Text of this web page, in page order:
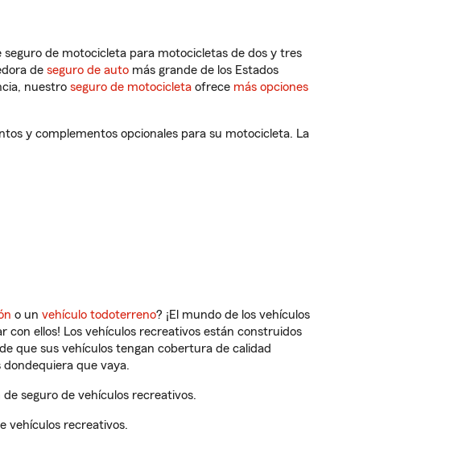
de motocicleta para motocicletas de dos y tres
de seguro de auto más grande de los Estados
nuestro seguro de motocicleta ofrece más opciones
y complementos opcionales para su motocicleta. La
o un vehículo todoterreno? ¡El mundo de los vehículos
ellos! Los vehículos recreativos están construidos
que sus vehículos tengan cobertura de calidad
que vaya.
seguro de vehículos recreativos.
vehículos recreativos.